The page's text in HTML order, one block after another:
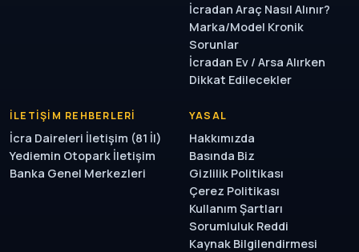
İcradan Araç Nasıl Alınır?
Marka/Model Kronik
Sorunlar
İcradan Ev / Arsa Alırken
Dikkat Edilecekler
İLETIŞIM REHBERLERI
İcra Daireleri İletişim (81 İl)
Yediemin Otopark İletişim
Banka Genel Merkezleri
YASAL
Hakkımızda
Basında Biz
Gizlilik Politikası
Çerez Politikası
Kullanım Şartları
Sorumluluk Reddi
Kaynak Bilgilendirmesi